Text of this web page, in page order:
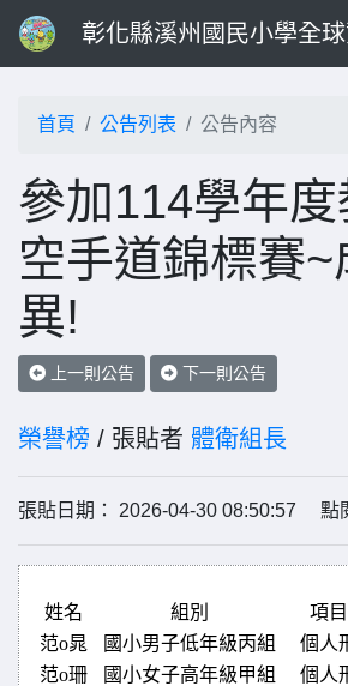
彰化縣溪州國民小學全
首頁 公告列表 公告內容
參加114學年
空手道錦標賽~
異!
上一則公告 下一則公告
榮譽榜 / 張貼者 體衛組長
張貼日期： 2026-04-30 08:50:57 點
姓名 組別 項目
范o晁
國小男子低年級丙組 個人
范o珊
國小女子高年級甲組 個人